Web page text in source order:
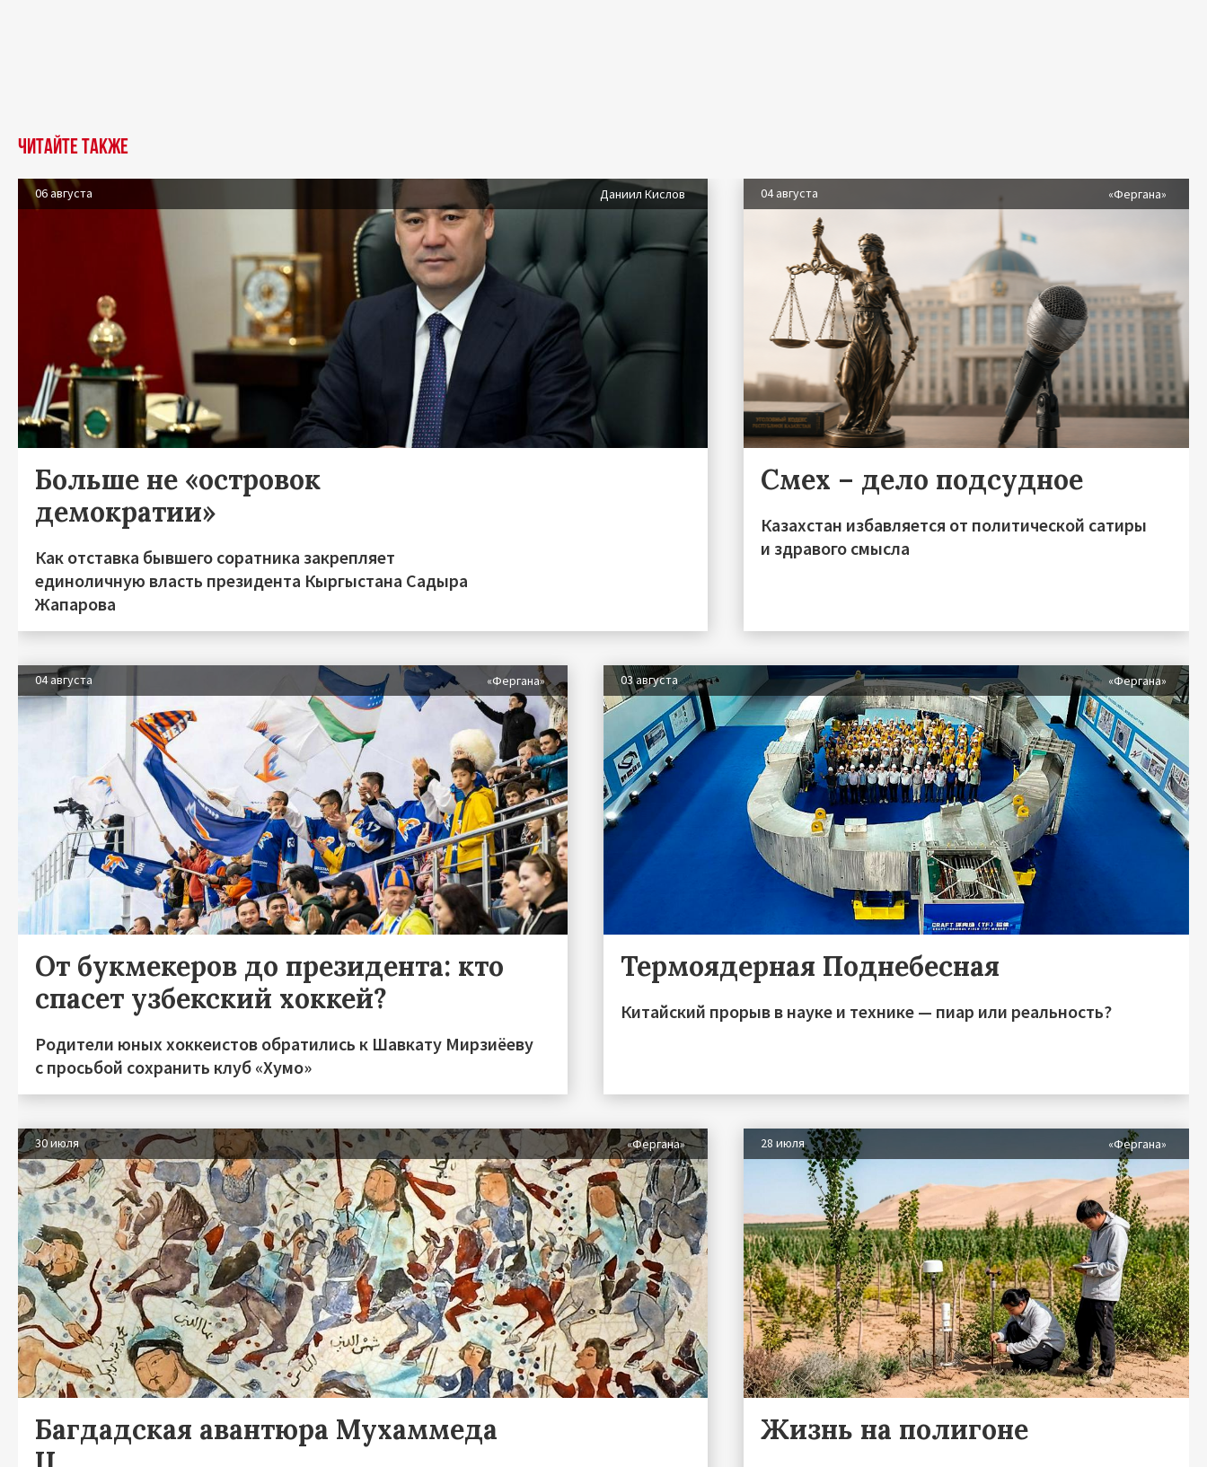
Читайте также
06 августа Даниил Кислов
Больше не «островок
демократии»
Как отставка бывшего соратника закрепляет
единоличную власть президента Кыргыстана Садыра
Жапарова
04 августа «Фергана»
Смех – дело подсудное
Казахстан избавляется от политической сатиры
и здравого смысла
04 августа «Фергана»
От букмекеров до президента: кто
спасет узбекский хоккей?
Родители юных хоккеистов обратились к Шавкату Мирзиёеву
с просьбой сохранить клуб «Хумо»
03 августа «Фергана»
Термоядерная Поднебесная
Китайский прорыв в науке и технике — пиар или реальность?
30 июля «Фергана»
Багдадская авантюра Мухаммеда
28 июля «Фергана»
Жизнь на полигоне